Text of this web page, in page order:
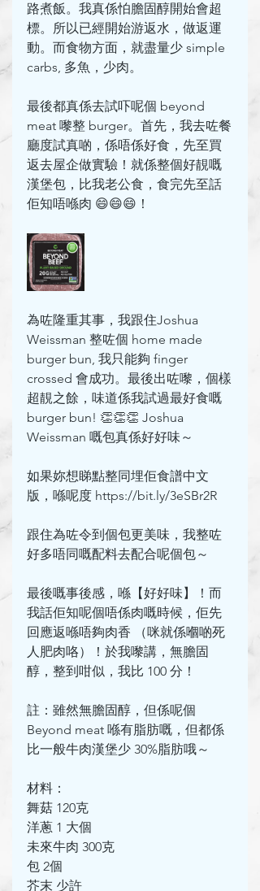
路煮飯。我真係怕膽固醇開始會超
標。所以已經開始游返水，做返運
動。而食物方面，就盡量少 simple
carbs, 多魚，少肉。
最後都真係去試吓呢個 beyond
meat 嚟整 burger。首先，我去咗餐
廳度試真啲，係唔係好食，先至買
返去屋企做實驗！就係整個好靚嘅
漢堡包，比我老公食，食完先至話
佢知唔喺肉 😄😄😄！
為咗隆重其事，我跟住Joshua
Weissman 整咗個 home made
burger bun, 我只能夠 finger
crossed 會成功。最後出咗嚟，個樣
超靚之餘，味道係我試過最好食嘅
burger bun! 👏👏👏 Joshua
Weissman 嘅包真係好好味～
如果妳想睇點整同埋佢食譜中文
版，喺呢度 https://bit.ly/3eSBr2R
跟住為咗令到個包更美味，我整咗
好多唔同嘅配料去配合呢個包～
最後嘅事後感，喺【好好味】！而
我話佢知呢個唔係肉嘅時候，佢先
回應返喺唔夠肉香 （咪就係嗰啲死
人肥肉咯）！於我嚟講，無膽固
醇，整到咁似，我比 100 分！
註：雖然無膽固醇，但係呢個
Beyond meat 喺有脂肪嘅，但都係
比一般牛肉漢堡少 30%脂肪哦～
材料：
舞菇 120克
洋蔥 1 大個
未來牛肉 300克
包 2個
芥末 少許